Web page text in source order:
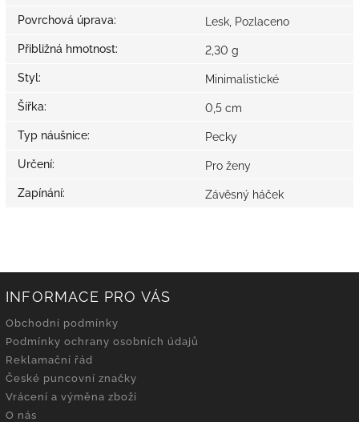
Povrchová úprava: Lesk, Pozlaceno
Přibližná hmotnost: 2,30 g
Styl: Minimalistické
Šířka: 0,5 cm
Typ náušnice: Pecky
Určení: Pro ženy
Zapínání: Závěsný háček
INFORMACE PRO VÁS
Obchodní podmínky
Podmínky ochrany osobních údajů
Reklamační řád
České puncovní značky
Vrácení a výměna zboží
O nás